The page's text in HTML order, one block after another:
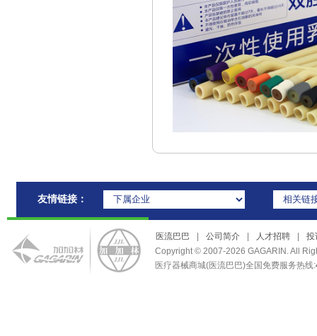
友情链接：
医流巴巴 公司简介 人才招聘
投
Copyright © 2007-2026 GAGARIN. All
医疗器械商城(医流巴巴)全国免费服务热线: